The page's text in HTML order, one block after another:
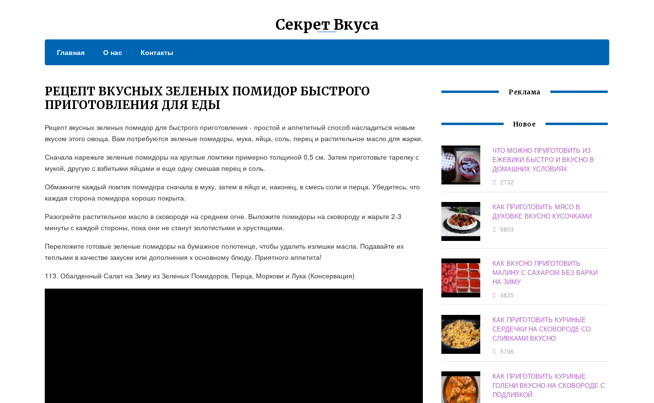
Секрет Вкуса
Главная О нас Контакты
РЕЦЕПТ ВКУСНЫХ ЗЕЛЕНЫХ ПОМИДОР БЫСТРОГО
ПРИГОТОВЛЕНИЯ ДЛЯ ЕДЫ
Рецепт вкусных зеленых помидор для быстрого приготовления - простой и аппетитный способ насладиться новым
вкусом этого овоща. Вам потребуются зеленые помидоры, мука, яйца, соль, перец и растительное масло для жарки.
Сначала нарежьте зеленые помидоры на круглые ломтики примерно толщиной 0,5 см. Затем приготовьте тарелку с
мукой, другую с взбитыми яйцами и еще одну смешав перец и соль.
Обмакните каждый ломтик помидора сначала в муку, затем в яйцо и, наконец, в смесь соли и перца. Убедитесь, что
каждая сторона помидора хорошо покрыта.
Разогрейте растительное масло в сковороде на среднем огне. Выложите помидоры на сковороду и жарьте 2-3
минуты с каждой стороны, пока они не станут золотистыми и хрустящими.
Переложите готовые зеленые помидоры на бумажное полотенце, чтобы удалить излишки масла. Подавайте их
теплыми в качестве закуски или дополнения к основному блюду. Приятного аппетита!
113. Обалденный Салат на Зиму из Зеленых Помидоров, Перца, Моркови и Лука (Консервация)
Реклама
Новое
ЧТО МОЖНО ПРИГОТОВИТЬ ИЗ
ЕЖЕВИКИ БЫСТРО И ВКУСНО В
ДОМАШНИХ УСЛОВИЯХ
2732
КАК ПРИГОТОВИТЬ МЯСО В
ДУХОВКЕ ВКУСНО КУСОЧКАМИ
6803
КАК ВКУСНО ПРИГОТОВИТЬ
МАЛИНУ С САХАРОМ БЕЗ ВАРКИ
НА ЗИМУ
4625
КАК ПРИГОТОВИТЬ КУРИНЫЕ
СЕРДЕЧКИ НА СКОВОРОДЕ СО
СЛИВКАМИ ВКУСНО
5796
КАК ПРИГОТОВИТЬ КУРИНЫЕ
ГОЛЕНИ ВКУСНО НА СКОВОРОДЕ С
ПОДЛИВКОЙ